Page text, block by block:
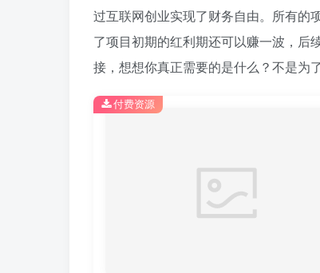
过互联网创业实现了财务自由。所有的
了项目初期的红利期还可以赚一波，后
接，想想你真正需要的是什么？不是为
付费资源